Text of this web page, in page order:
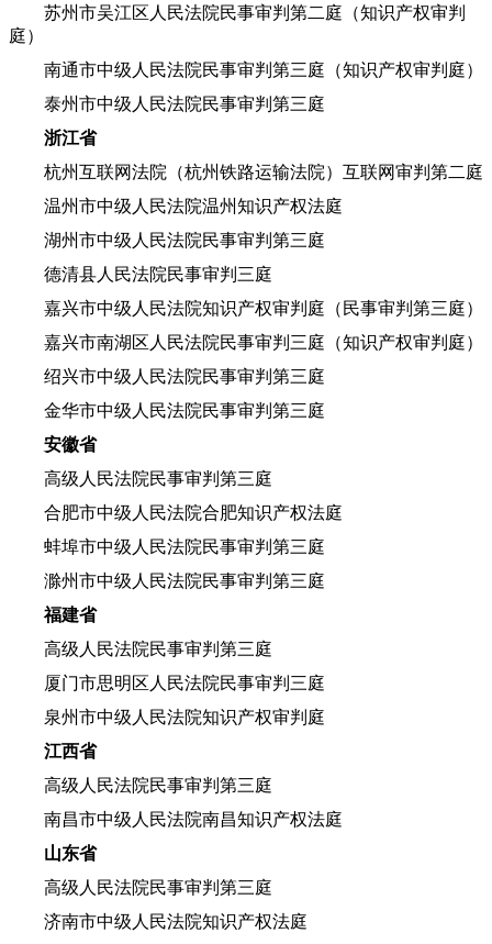
苏州市吴江区人民法院民事审判第二庭（知识产权审判
庭）
南通市中级人民法院民事审判第三庭（知识产权审判庭）
泰州市中级人民法院民事审判第三庭
浙江省
杭州互联网法院（杭州铁路运输法院）互联网审判第二庭
温州市中级人民法院温州知识产权法庭
湖州市中级人民法院民事审判第三庭
德清县人民法院民事审判三庭
嘉兴市中级人民法院知识产权审判庭（民事审判第三庭）
嘉兴市南湖区人民法院民事审判三庭（知识产权审判庭）
绍兴市中级人民法院民事审判第三庭
金华市中级人民法院民事审判第三庭
安徽省
高级人民法院民事审判第三庭
合肥市中级人民法院合肥知识产权法庭
蚌埠市中级人民法院民事审判第三庭
滁州市中级人民法院民事审判第三庭
福建省
高级人民法院民事审判第三庭
厦门市思明区人民法院民事审判三庭
泉州市中级人民法院知识产权审判庭
江西省
高级人民法院民事审判第三庭
南昌市中级人民法院南昌知识产权法庭
山东省
高级人民法院民事审判第三庭
济南市中级人民法院知识产权法庭